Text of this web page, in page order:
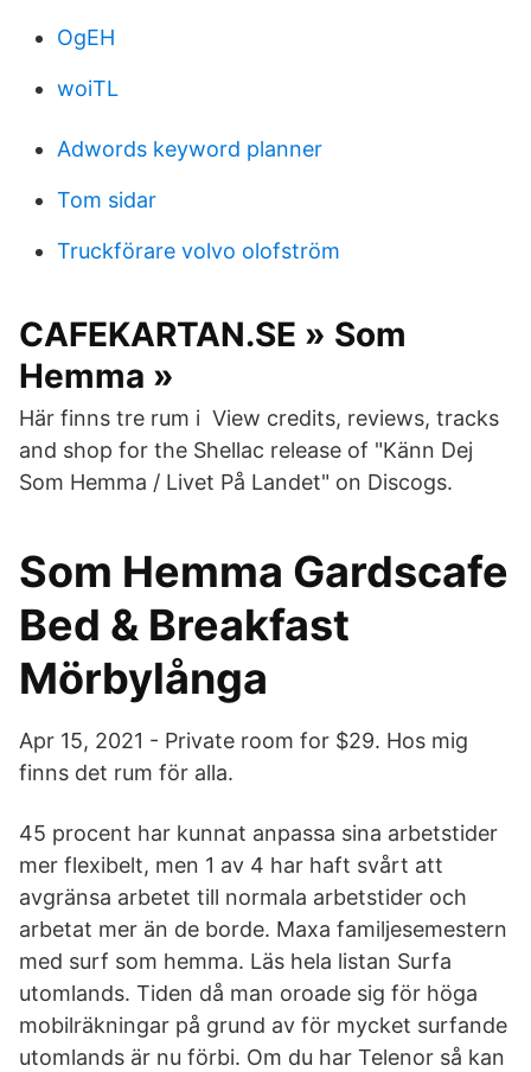
OgEH
woiTL
Adwords keyword planner
Tom sidar
Truckförare volvo olofström
CAFEKARTAN.SE » Som
Hemma »
Här finns tre rum i View credits, reviews, tracks
and shop for the Shellac release of "Känn Dej
Som Hemma / Livet På Landet" on Discogs.
Som Hemma Gardscafe
Bed & Breakfast
Mörbylånga
Apr 15, 2021 - Private room for $29. Hos mig
finns det rum för alla.
45 procent har kunnat anpassa sina arbetstider
mer flexibelt, men 1 av 4 har haft svårt att
avgränsa arbetet till normala arbetstider och
arbetat mer än de borde. Maxa familjesemestern
med surf som hemma. Läs hela listan Surfa
utomlands. Tiden då man oroade sig för höga
mobilräkningar på grund av för mycket surfande
utomlands är nu förbi. Om du har Telenor så kan